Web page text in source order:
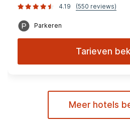
4.19
(550 reviews)
Parkeren
Tarieven
Meer hotels